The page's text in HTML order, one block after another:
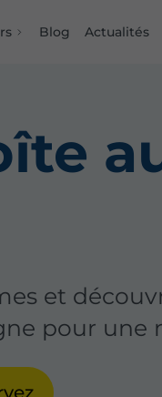
Blog Actualités
et
pour une